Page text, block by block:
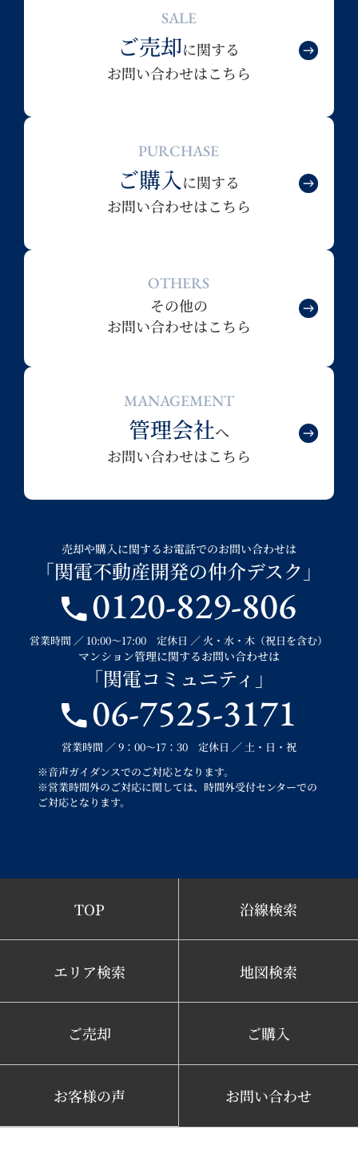
SALE
ご売却に関する
お問い合わせはこちら
PURCHASE
ご購入に関する
お問い合わせはこちら
OTHERS
その他の
お問い合わせはこちら
MANAGEMENT
管理会社へ
お問い合わせはこちら
売却や購入に関するお電話でのお問い合わせは
「関電不動産開発の仲介デスク」
0120-829-806
営業時間 ／ 10:00～17:00 定休日 ／ 火・水・木（祝日を含む）
マンション管理に関するお問い合わせは
「関電コミュニティ」
06-7525-3171
営業時間 ／ 9：00～17：30 定休日 ／ 土・日・祝
※音声ガイダンスでのご対応となります。
※営業時間外のご対応に関しては、時間外受付センターでの
ご対応となります。
TOP 沿線検索
エリア検索 地図検索
ご売却 ご購入
お客様の声 お問い合わせ